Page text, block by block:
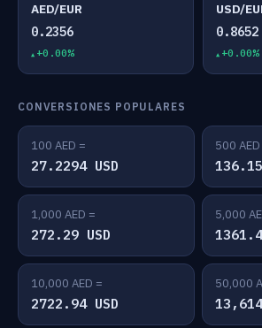
AED/EUR
0.2356
+0.00%
USD/
0.8652
+0.00%
CONVERSIONES POPULARES
100 AED =
27.2294 USD
500
1,000 AED =
272.29 USD
5,000
10,000 AED =
2722.94 USD
50,000